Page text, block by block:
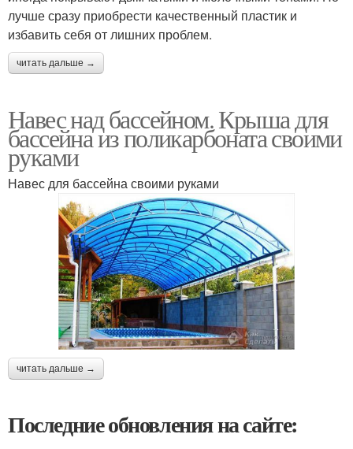
лучше сразу приобрести качественный пластик и
избавить себя от лишних проблем.
читать дальше →
Навес над бассейном. Крыша для
бассейна из поликарбоната своими
руками
Навес для бассейна своими руками
читать дальше →
Последние обновления на сайте: